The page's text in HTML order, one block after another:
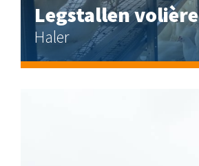
Legstallen volière
Haler